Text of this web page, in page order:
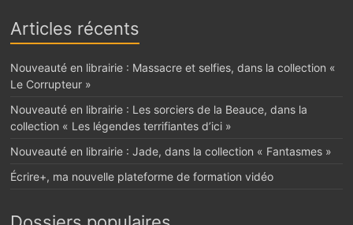
Articles récents
Nouveauté en librairie : Massacre et selfies, dans la collection «
Le Corrupteur »
Nouveauté en librairie : Les sorciers de la Beauce, dans la
collection « Les légendes terrifiantes d’ici »
Nouveauté en librairie : Jade, dans la collection « Fantasmes »
Écrire+, ma nouvelle plateforme de formation vidéo